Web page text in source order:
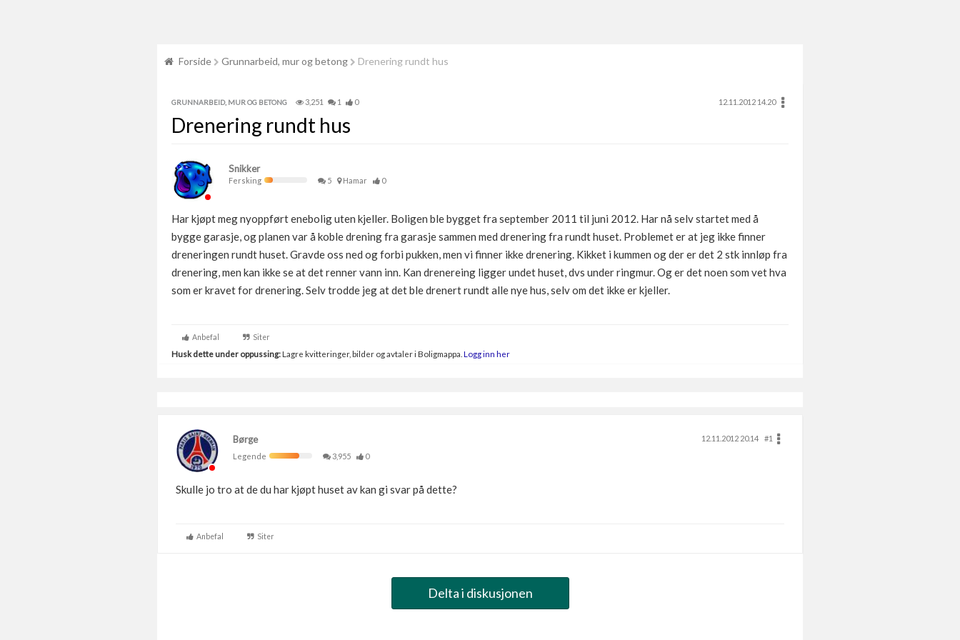
Forside Grunnarbeid, mur og betong Drenering rundt hus
GRUNNARBEID, MUR OG BETONG 3,251 1 0 12.11.2012 14.20
Drenering rundt hus
Snikker
Fersking 5 Hamar 0
Har kjøpt meg nyoppført enebolig uten kjeller. Boligen ble bygget fra september 2011 til juni 2012. Har nå selv startet med å
bygge garasje, og planen var å koble drening fra garasje sammen med drenering fra rundt huset. Problemet er at jeg ikke finner
dreneringen rundt huset. Gravde oss ned og forbi pukken, men vi finner ikke drenering. Kikket i kummen og der er det 2 stk innløp fra
drenering, men kan ikke se at det renner vann inn. Kan drenereing ligger undet huset, dvs under ringmur. Og er det noen som vet hva
som er kravet for drenering. Selv trodde jeg at det ble drenert rundt alle nye hus, selv om det ikke er kjeller.
Anbefal Siter
Husk dette under oppussing:Lagre kvitteringer, bilder og avtaler i Boligmappa. Logg inn her
Børge 12.11.2012 20.14
#1
Legende
3,955 0
Skulle jo tro at de du har kjøpt huset av kan gi svar på dette?
Anbefal Siter
Delta i diskusjonen